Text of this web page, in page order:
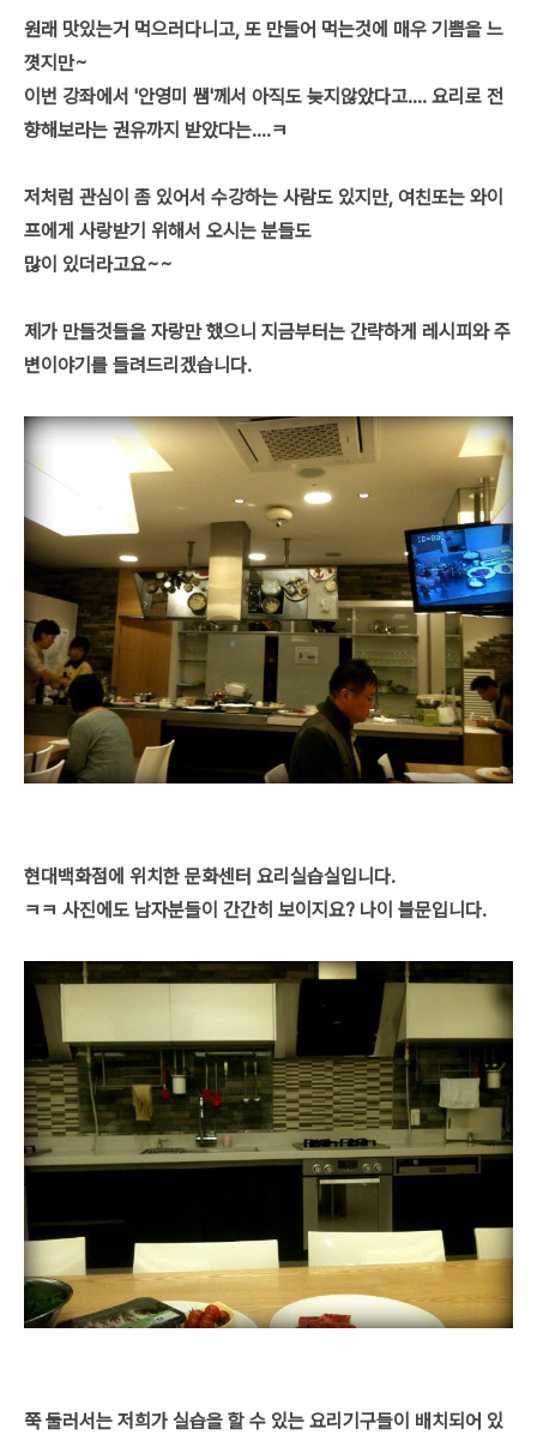
원래 맛있는거 먹으러다니고, 또 만들어 먹는것에 매우 기쁨을 느
꼇지만~
이번 강좌에서 '안영미 쌤'께서 아직도 늦지않았다고.... 요리로 전
향해보라는 권유까지 받았다는....ㅋ
저처럼 관심이 좀 있어서 수강하는 사람도 있지만, 여친또는 와이
프에게 사랑받기 위해서 오시는 분들도
많이 있더라고요~~
제가 만들것들을 자랑만 했으니 지금부터는 간략하게 레시피와 주
변이야기를 들려드리겠습니다.
현대백화점에 위치한 문화센터 요리실습실입니다.
ㅋㅋ 사진에도 남자분들이 간간히 보이지요? 나이 불문입니다.
쭉 둘러서는 저희가 실습을 할 수 있는 요리기구들이 배치되어 있